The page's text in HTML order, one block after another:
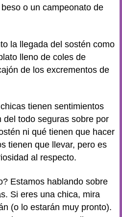
o un campeonato de
la llegada del sostén como
lleno de coles de
de los excrementos de
tienen sentimientos
del todo seguras sobre por
ni qué tienen que hacer
tienen que llevar, pero es
al respecto.
Estamos hablando sobre
Si eres una chica, mira
(o lo estarán muy pronto).